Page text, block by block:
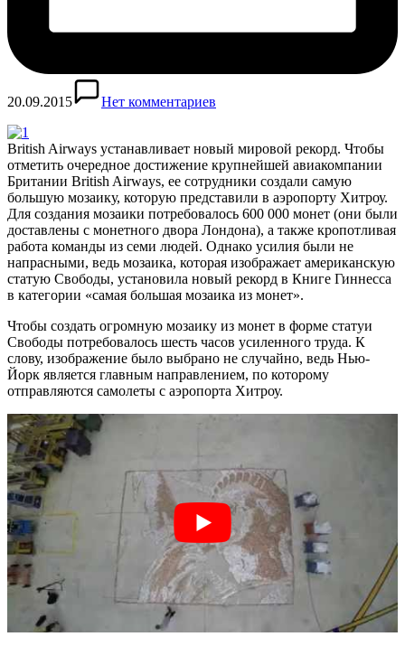
20.09.2015 Нет комментариев
British Airways устанавливает новый мировой рекорд. Чтобы
отметить очередное достижение крупнейшей авиакомпании
Британии British Airways, ее сотрудники создали самую
большую мозаику, которую представили в аэропорту Хитроу.
Для создания мозаики потребовалось 600 000 монет (они были
доставлены с монетного двора Лондона), а также кропотливая
работа команды из семи людей. Однако усилия были не
напрасными, ведь мозаика, которая изображает американскую
статую Свободы, установила новый рекорд в Книге Гиннесса
в категории «самая большая мозаика из монет».
Чтобы создать огромную мозаику из монет в форме статуи
Свободы потребовалось шесть часов усиленного труда. К
слову, изображение было выбрано не случайно, ведь Нью-
Йорк является главным направлением, по которому
отправляются самолеты с аэропорта Хитроу.